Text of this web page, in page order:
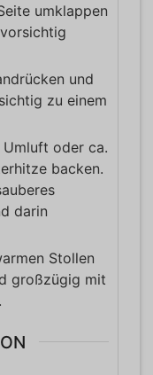
umklappen
und
zu einem
Umluft oder ca.
backen.
darin
Stollen
großzügig mit